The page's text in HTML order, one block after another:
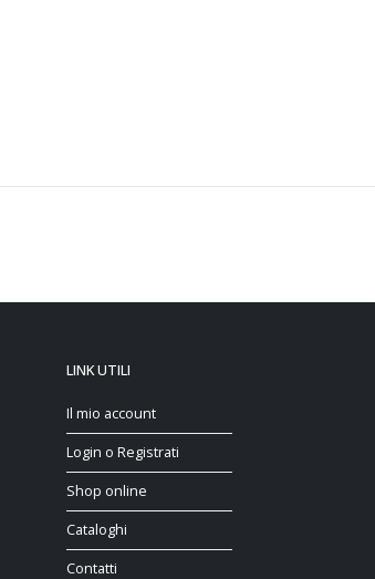
LINK UTILI
Il mio account
Login o Registrati
Shop online
Cataloghi
Contatti